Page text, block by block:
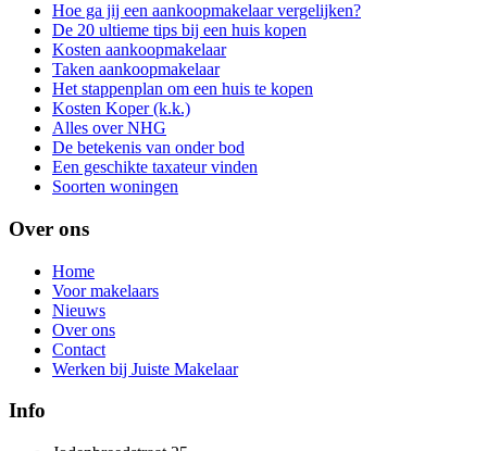
Hoe ga jij een aankoopmakelaar vergelijken?
De 20 ultieme tips bij een huis kopen
Kosten aankoopmakelaar
Taken aankoopmakelaar
Het stappenplan om een huis te kopen
Kosten Koper (k.k.)
Alles over NHG
De betekenis van onder bod
Een geschikte taxateur vinden
Soorten woningen
Over ons
Home
Voor makelaars
Nieuws
Over ons
Contact
Werken bij Juiste Makelaar
Info